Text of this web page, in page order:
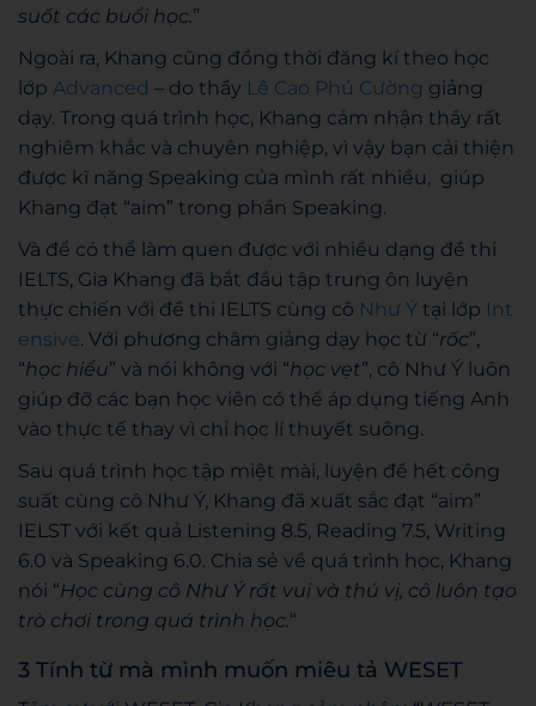
suốt các buổi học.”
Ngoài ra, Khang cũng đồng thời đăng kí theo học
lớp Advanced – do thầy Lê Cao Phú Cường giảng
dạy. Trong quá trình học, Khang cảm nhận thầy rất
nghiêm khắc và chuyên nghiệp, vì vậy bạn cải thiện
được kĩ năng Speaking của mình rất nhiều, giúp
Khang đạt “aim” trong phần Speaking.
Và để có thể làm quen được với nhiều dạng đề thi
IELTS, Gia Khang đã bắt đầu tập trung ôn luyện
thực chiến với đề thi IELTS cùng cô Như Ý tại lớp Int
ensive. Với phương châm giảng dạy học từ “rốc”,
“học hiểu” và nói không với “học vẹt”, cô Như Ý luôn
giúp đỡ các bạn học viên có thể áp dụng tiếng Anh
vào thực tế thay vì chỉ học lí thuyết suông.
Sau quá trình học tập miệt mài, luyện đề hết công
suất cùng cô Như Ý, Khang đã xuất sắc đạt “aim”
IELST với kết quả Listening 8.5, Reading 7.5, Writing
6.0 và Speaking 6.0. Chia sẻ về quá trình học, Khang
nói “Học cùng cô Như Ý rất vui và thú vị, cô luôn tạo
trò chơi trong quá trình học.“
3 Tính từ mà mình muốn miêu tả WESET